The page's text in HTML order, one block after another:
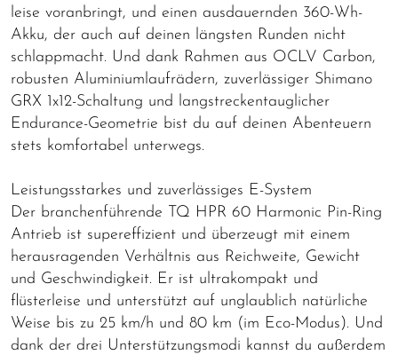
leise voranbringt, und einen ausdauernden 360-Wh-
Akku, der auch auf deinen längsten Runden nicht
schlappmacht. Und dank Rahmen aus OCLV Carbon,
robusten Aluminiumlaufrädern, zuverlässiger Shimano
GRX 1x12-Schaltung und langstreckentauglicher
Endurance-Geometrie bist du auf deinen Abenteuern
stets komfortabel unterwegs.
Leistungsstarkes und zuverlässiges E-System
Der branchenführende TQ HPR 60 Harmonic Pin-Ring
Antrieb ist supereffizient und überzeugt mit einem
herausragenden Verhältnis aus Reichweite, Gewicht
und Geschwindigkeit. Er ist ultrakompakt und
flüsterleise und unterstützt auf unglaublich natürliche
Weise bis zu 25 km/h und 80 km (im Eco-Modus). Und
dank der drei Unterstützungsmodi kannst du außerdem